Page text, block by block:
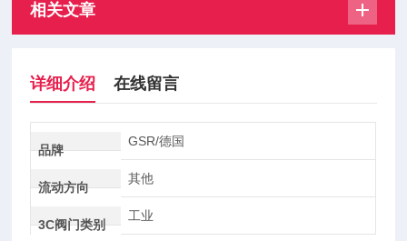
相关文章
详细介绍 在线留言
品牌
GSR/德国
流动方向
其他
3C阀门类别
工业